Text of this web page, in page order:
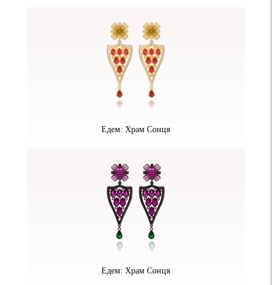
Едем: Храм Сонця
Едем: Храм Сонця